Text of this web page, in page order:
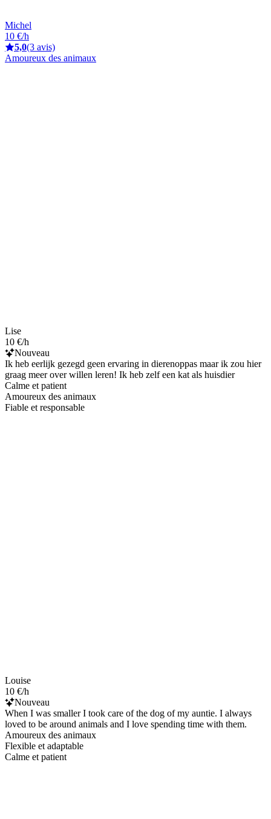
Michel
10 €/h
5,0(3 avis)
Amoureux des animaux
Lise
10 €/h
Nouveau
Ik heb eerlijk gezegd geen ervaring in dierenoppas maar ik zou hier
graag meer over willen leren! Ik heb zelf een kat als huisdier
Calme et patient
Amoureux des animaux
Fiable et responsable
Louise
10 €/h
Nouveau
When I was smaller I took care of the dog of my auntie. I always
loved to be around animals and I love spending time with them.
Amoureux des animaux
Flexible et adaptable
Calme et patient